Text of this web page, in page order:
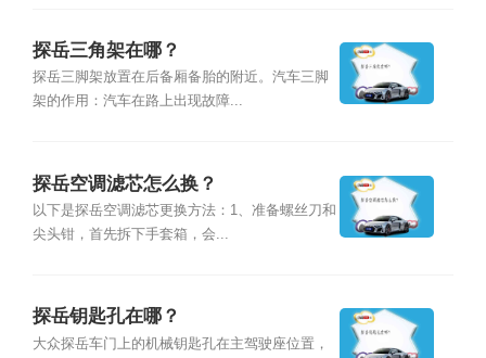
探岳三角架在哪？
探岳三脚架放置在后备厢备胎的附近。汽车三脚
架的作用：汽车在路上出现故障...
探岳空调滤芯怎么换？
以下是探岳空调滤芯更换方法：1、准备螺丝刀和
尖头钳，首先拆下手套箱，会...
探岳钥匙孔在哪？
大众探岳车门上的机械钥匙孔在主驾驶座位置，